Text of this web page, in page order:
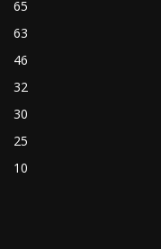
65
63
46
32
30
25
10